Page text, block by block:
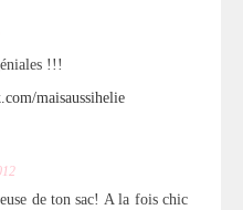
!!!
maisaussihelie
de ton sac! A la fois chic